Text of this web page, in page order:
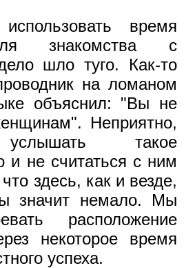
время
знакомства с
шло туго. Как-то
на ломаном
объяснил: "Вы не
Неприятно,
такое
и не считаться с ним
здесь, как и везде,
значит немало. Мы
расположение
некоторое время
успеха.